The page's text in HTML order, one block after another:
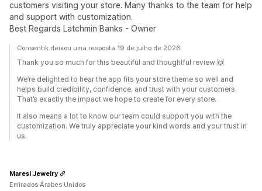
customers visiting your store. Many thanks to the team for help
and support with customization.
Best Regards Latchmin Banks - Owner
Consentik deixou uma resposta 19 de julho de 2026
Thank you so much for this beautiful and thoughtful review 🙌
We’re delighted to hear the app fits your store theme so well and
helps build credibility, confidence, and trust with your customers.
That’s exactly the impact we hope to create for every store.
It also means a lot to know our team could support you with the
customization. We truly appreciate your kind words and your trust in
us.
Maresi Jewelry
Emirados Árabes Unidos